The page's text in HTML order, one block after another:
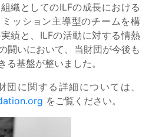
織としてのILFの成長における
ッション主導型のチームを構
績と、ILFの活動に対する情熱
闘いにおいて、当財団が今後も
基盤が整いました。
に関する詳細については、
をご覧ください。